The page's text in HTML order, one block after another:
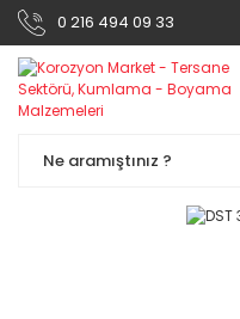
0 216 494 09 33